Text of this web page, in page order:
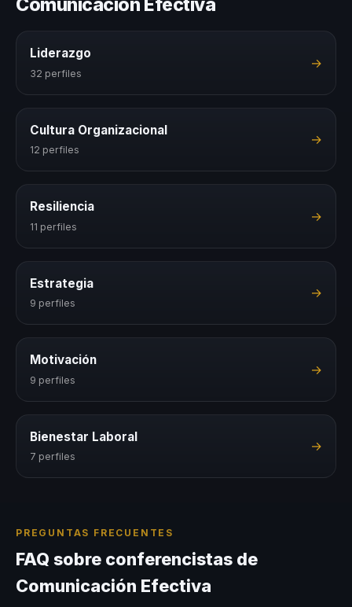
Liderazgo
32 perfiles
→
Cultura Organizacional
12 perfiles
→
Resiliencia
11 perfiles
→
Estrategia
9 perfiles
→
Motivación
9 perfiles
→
Bienestar Laboral
7 perfiles
→
PREGUNTAS FRECUENTES
FAQ sobre conferencistas de
Comunicación Efectiva